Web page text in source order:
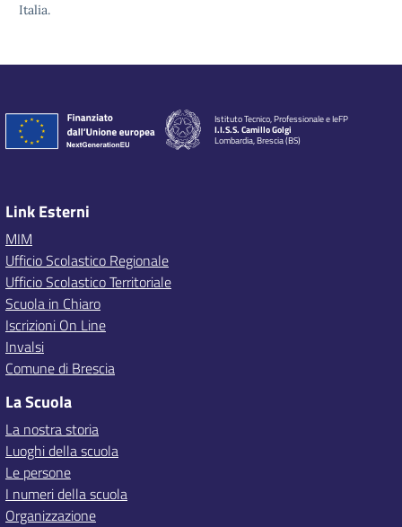
Italia.
Istituto Tecnico, Professionale e IeFP
I.I.S.S. Camillo Golgi
Lombardia, Brescia (BS)
Link Esterni
MIM
Ufficio Scolastico Regionale
Ufficio Scolastico Territoriale
Scuola in Chiaro
Iscrizioni On Line
Invalsi
Comune di Brescia
La Scuola
La nostra storia
Luoghi della scuola
Le persone
I numeri della scuola
Organizzazione